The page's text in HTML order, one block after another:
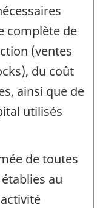
complète de
(ventes
du coût
ainsi que de
utilisés
de toutes
au